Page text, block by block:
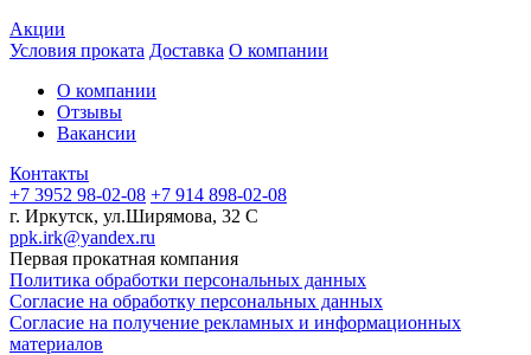
Акции
Условия проката Доставка О компании
О компании
Отзывы
Вакансии
Контакты
+7 3952 98-02-08 +7 914 898-02-08
г. Иркутск, ул.Ширямова, 32 С
ppk.irk@yandex.ru
Первая прокатная компания
Политика обработки персональных данных
Согласие на обработку персональных данных
Согласие на получение рекламных и информационных
материалов